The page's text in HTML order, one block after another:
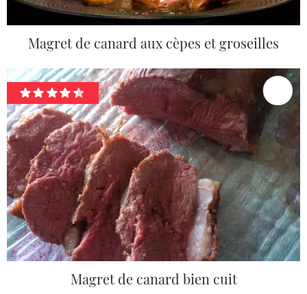
Magret de canard aux cèpes et groseilles
Magret de canard bien cuit